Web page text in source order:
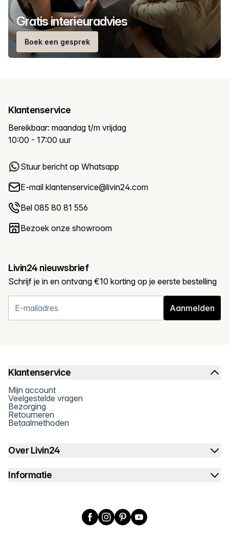
Gratis interieuradvies
Boek een gesprek
Klantenservice
Bereikbaar: maandag t/m vrijdag
10:00 - 17:00 uur
Stuur bericht op Whatsapp
E-mail klantenservice@livin24.com
Bel 085 80 81 556
Bezoek onze showroom
Livin24 nieuwsbrief
Schrijf je in en ontvang €10 korting op je eerste bestelling
Aanmelden
Klantenservice
Mijn account
Veelgestelde vragen
Bezorging
Retourneren
Betaalmethoden
Over Livin24
Informatie
Facebook
Instagram
PinterestYouTube